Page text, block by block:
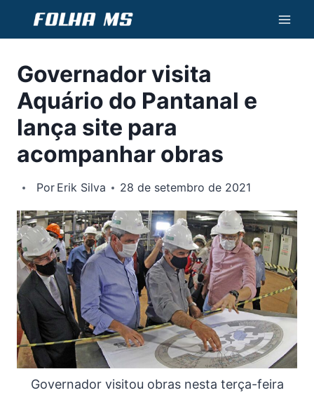
Conteúdo
Governador visita
Aquário do Pantanal e
lança site para
acompanhar obras
Por Erik Silva 28 de setembro de 2021
Governador visitou obras nesta terça-feira